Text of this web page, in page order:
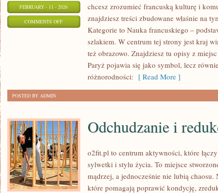
FEBRUARY - 11 - 2026
COMMENTS OFFON
FRANCUSKA
DZIEDZICTWO
chcesz zrozumieć francuską kulturę i
znajdziesz treści zbudowane właśnie na
Kategorie to Nauka francuskiego –
szlakiem. W centrum tej strony jest kraj
też obrazowo. Znajdziesz tu opisy z
Paryż pojawia się jako symbol, lecz
różnorodności: [ Read More ]
POSTED BY ADMIN
Odchudzanie i
o2fit.pl to centrum aktywności, które
sylwetki i stylu życia. To miejsce
mądrzej, a jednocześnie nie lubią chaosu.
które pomagają poprawić kondycję,